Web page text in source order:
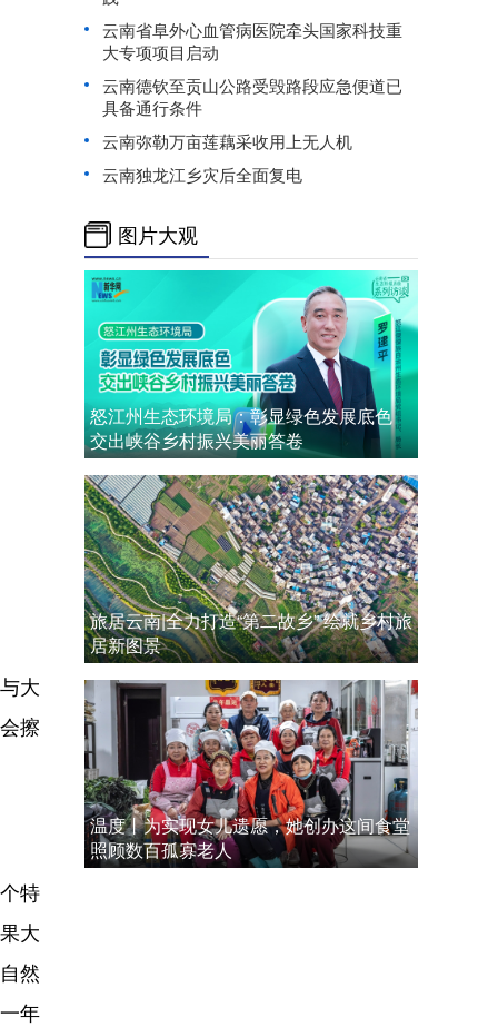
大
擦
特
大
然
年
云南省阜外心血管病医院牵头国家科技重
大专项项目启动
云南德钦至贡山公路受毁路段应急便道已
具备通行条件
云南弥勒万亩莲藕采收用上无人机
云南独龙江乡灾后全面复电
图片大观
怒江州生态环境局：彰显绿色发展底色
交出峡谷乡村振兴美丽答卷
旅居云南|全力打造“第二故乡” 绘就乡村旅
居新图景
温度丨为实现女儿遗愿，她创办这间食堂
照顾数百孤寡老人